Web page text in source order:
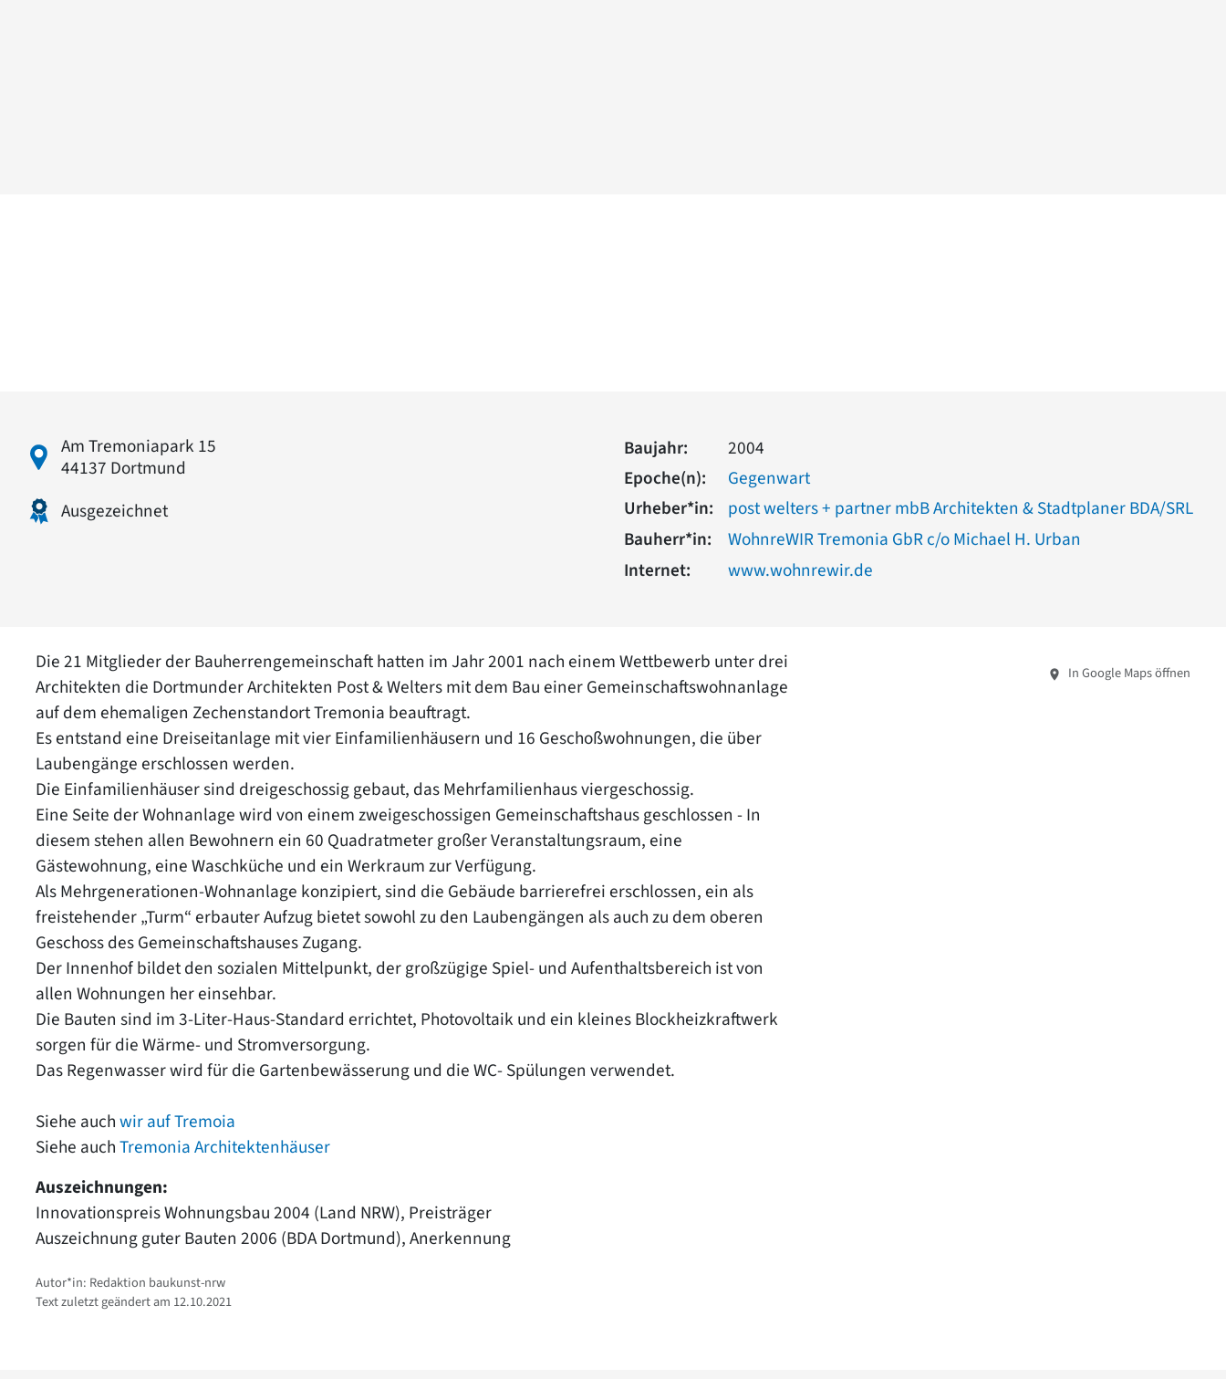
Am Tremoniapark 15
44137 Dortmund
Ausgezeichnet
Baujahr:
2004
Epoche(n):
Gegenwart
Urheber*in:
post welters + partner mbB Architekten & Stadtplaner BDA/SRL
Bauherr*in:
WohnreWIR Tremonia GbR c/o Michael H. Urban
Internet:
www.wohnrewir.de
Die 21 Mitglieder der Bauherrengemeinschaft hatten im Jahr 2001 nach einem Wettbewerb unter drei
Architekten die Dortmunder Architekten Post & Welters mit dem Bau einer Gemeinschaftswohnanlage
auf dem ehemaligen Zechenstandort Tremonia beauftragt.
Es entstand eine Dreiseitanlage mit vier Einfamilienhäusern und 16 Geschoßwohnungen, die über
Laubengänge erschlossen werden.
Die Einfamilienhäuser sind dreigeschossig gebaut, das Mehrfamilienhaus viergeschossig.
Eine Seite der Wohnanlage wird von einem zweigeschossigen Gemeinschaftshaus geschlossen - In
diesem stehen allen Bewohnern ein 60 Quadratmeter großer Veranstaltungsraum, eine
Gästewohnung, eine Waschküche und ein Werkraum zur Verfügung.
Als Mehrgenerationen-Wohnanlage konzipiert, sind die Gebäude barrierefrei erschlossen, ein als
freistehender „Turm“ erbauter Aufzug bietet sowohl zu den Laubengängen als auch zu dem oberen
Geschoss des Gemeinschaftshauses Zugang.
Der Innenhof bildet den sozialen Mittelpunkt, der großzügige Spiel- und Aufenthaltsbereich ist von
allen Wohnungen her einsehbar.
Die Bauten sind im 3-Liter-Haus-Standard errichtet, Photovoltaik und ein kleines Blockheizkraftwerk
sorgen für die Wärme- und Stromversorgung.
Das Regenwasser wird für die Gartenbewässerung und die WC- Spülungen verwendet.
Siehe auchwir auf Tremoia
Siehe auchTremonia Architektenhäuser
Auszeichnungen:
Innovationspreis Wohnungsbau 2004 (Land NRW), Preisträger
Auszeichnung guter Bauten 2006 (BDA Dortmund), Anerkennung
Autor*in: Redaktion baukunst-nrw
Text zuletzt geändert am 12.10.2021
In Google Maps öffnen